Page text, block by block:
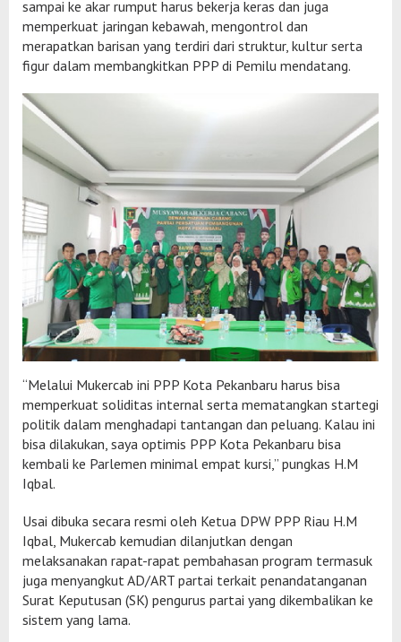
sampai ke akar rumput harus bekerja keras dan juga
memperkuat jaringan kebawah, mengontrol dan
merapatkan barisan yang terdiri dari struktur, kultur serta
figur dalam membangkitkan PPP di Pemilu mendatang.
“Melalui Mukercab ini PPP Kota Pekanbaru harus bisa
memperkuat soliditas internal serta mematangkan startegi
politik dalam menghadapi tantangan dan peluang. Kalau ini
bisa dilakukan, saya optimis PPP Kota Pekanbaru bisa
kembali ke Parlemen minimal empat kursi,” pungkas H.M
Iqbal.
Usai dibuka secara resmi oleh Ketua DPW PPP Riau H.M
Iqbal, Mukercab kemudian dilanjutkan dengan
melaksanakan rapat-rapat pembahasan program termasuk
juga menyangkut AD/ART partai terkait penandatanganan
Surat Keputusan (SK) pengurus partai yang dikembalikan ke
sistem yang lama.